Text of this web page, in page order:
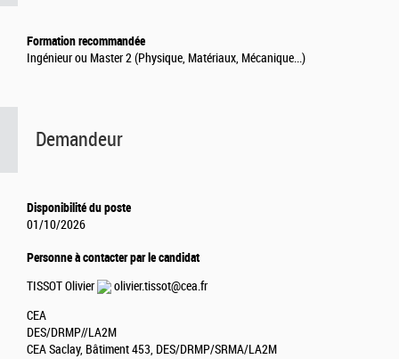
Formation recommandée
Ingénieur ou Master 2 (Physique, Matériaux, Mécanique...)
Demandeur
Disponibilité du poste
01/10/2026
Personne à contacter par le candidat
TISSOT Olivier
olivier.tissot@cea.fr
CEA
DES/DRMP//LA2M
CEA Saclay, Bâtiment 453, DES/DRMP/SRMA/LA2M